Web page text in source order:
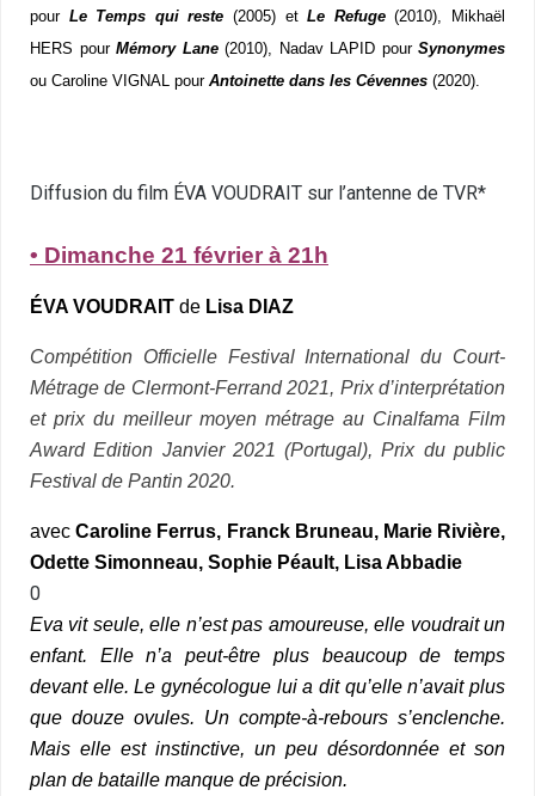
pour Le Temps qui reste (2005) etLe Refuge(2010), Mikhaël
HERS pour Mémory Lane(2010), Nadav LAPID pour Synonymes
ou Caroline VIGNAL pour Antoinette dans les Cévennes (2020).
Diffusion du film ÉVA VOUDRAIT sur l’antenne de TVR*
• Dimanche 21 février à 21h
ÉVA VOUDRAIT de Lisa DIAZ
Compétition Officielle Festival International du Court-
Métrage de Clermont-Ferrand 2021, Prix d’interprétation
et prix du meilleur moyen métrage au Cinalfama Film
Award Edition Janvier 2021 (Portugal), Prix du public
Festival de Pantin 2020.
avec Caroline Ferrus, Franck Bruneau, Marie Rivière,
Odette Simonneau, Sophie Péault, Lisa Abbadie
0
Eva vit seule, elle n’est pas amoureuse, elle voudrait un
enfant. Elle n’a peut-être plus beaucoup de temps
devant elle. Le gynécologue lui a dit qu’elle n’avait plus
que douze ovules. Un compte-à-rebours s’enclenche.
Mais elle est instinctive, un peu désordonnée et son
plan de bataille manque de précision.